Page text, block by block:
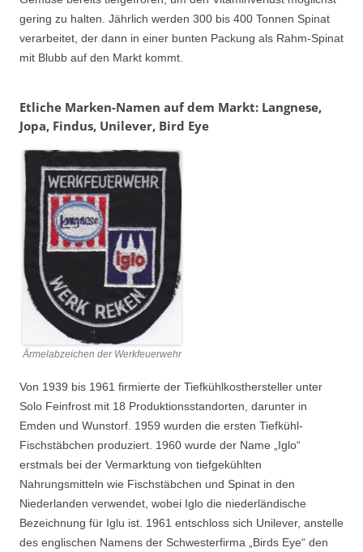
gering zu halten. Jährlich werden 300 bis 400 Tonnen Spinat
verarbeitet, der dann in einer bunten Packung als Rahm-Spinat
mit Blubb auf den Markt kommt.
Etliche Marken-Namen auf dem Markt: Langnese,
Jopa, Findus, Unilever, Bird Eye
Ärmelabzeichen der Werkfeuerwehr
Von 1939 bis 1961 firmierte der Tiefkühlkosthersteller unter
Solo Feinfrost mit 18 Produktionsstandorten, darunter in
Emden und Wunstorf. 1959 wurden die ersten Tiefkühl-
Fischstäbchen produziert. 1960 wurde der Name „Iglo“
erstmals bei der Vermarktung von tiefgekühlten
Nahrungsmitteln wie Fischstäbchen und Spinat in den
Niederlanden verwendet, wobei Iglo die niederländische
Bezeichnung für Iglu ist. 1961 entschloss sich Unilever, anstelle
des englischen Namens der Schwesterfirma „Birds Eye“ den